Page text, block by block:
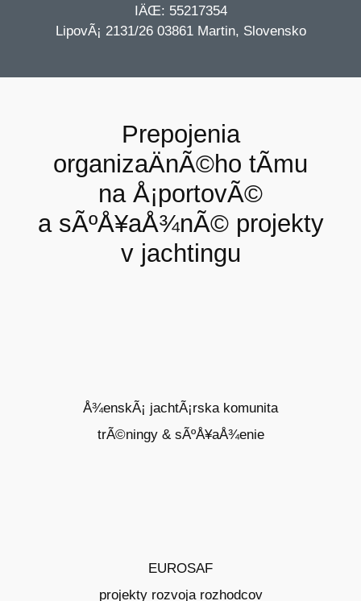
IÄŒ: 55217354
LipovÃ¡ 2131/26 03861 Martin, Slovensko
Prepojenia
organizaÄnÃ©ho tÃ­mu
na Å¡portovÃ©
a sÃºÅ¥aÅ¾nÃ© projekty
v jachtingu
Å¾enskÃ¡ jachtÃ¡rska komunita
trÃ©ningy & sÃºÅ¥aÅ¾enie
EUROSAF
projekty rozvoja rozhodcov